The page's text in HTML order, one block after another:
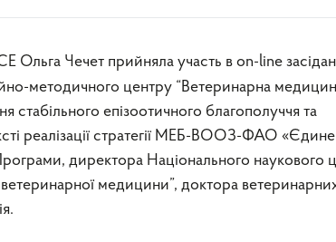
Чечет прийняла участь в on-line
методичного центру “Ветеринарна
епізоотичного благополуччя та
реалізації стратегії МЕБ-ВООЗ-ФАО «Єдине
директора Національного наукового
ветеринарної медицини”, доктора